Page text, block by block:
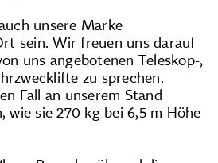
unsere Marke
sein. Wir freuen uns darauf
uns angebotenen Teleskop-,
zu sprechen.
Fall an unserem Stand
wie sie 270 kg bei 6,5 m Höhe